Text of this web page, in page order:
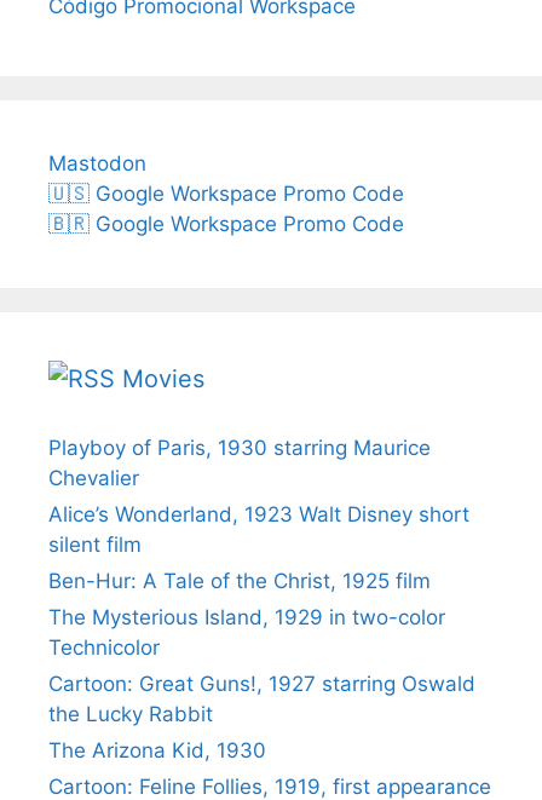
Código Promocional Workspace
Mastodon
🇺🇸 Google Workspace Promo Code
🇧🇷 Google Workspace Promo Code
Movies
Playboy of Paris, 1930 starring Maurice
Chevalier
Alice’s Wonderland, 1923 Walt Disney short
silent film
Ben-Hur: A Tale of the Christ, 1925 film
The Mysterious Island, 1929 in two-color
Technicolor
Cartoon: Great Guns!, 1927 starring Oswald
the Lucky Rabbit
The Arizona Kid, 1930
Cartoon: Feline Follies, 1919, first appearance